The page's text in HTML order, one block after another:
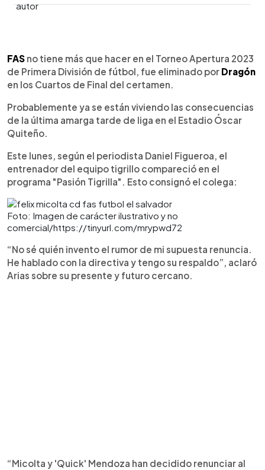
► Escuchar artículo
FAS no tiene más que hacer en el Torneo Apertura 2023
de Primera División de fútbol, fue eliminado por Dragón
en los Cuartos de Final del certamen.
Probablemente ya se están viviendo las consecuencias
de la última amarga tarde de liga en el Estadio Óscar
Quiteño.
Este lunes, según el periodista Daniel Figueroa, el
entrenador del equipo tigrillo compareció en el
programa "Pasión Tigrilla". Esto consignó el colega:
Foto: Imagen de carácter ilustrativo y no
comercial/https://tinyurl.com/mrypwd72
“No sé quién invento el rumor de mi supuesta renuncia.
He hablado con la directiva y tengo su respaldo”, aclaró
Arias sobre su presente y futuro cercano.
“Micolta y 'Quick' Mendoza han decidido renunciar al